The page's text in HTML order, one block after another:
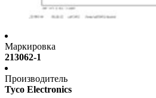
Маркировка
213062-1
Производитель
Tyco Electronics